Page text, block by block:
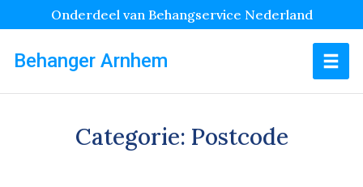
Onderdeel van Behangservice Nederland
Behanger Arnhem
Categorie: Postcode